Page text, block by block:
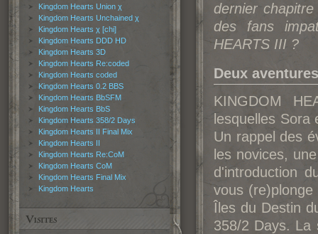
Kingdom Hearts Union χ
Kingdom Hearts Unchained χ
Kingdom Hearts χ [chi]
Kingdom Hearts DDD HD
Kingdom Hearts 3D
Kingdom Hearts Re:coded
Kingdom Hearts coded
Kingdom Hearts 0.2 BBS
Kingdom Hearts BbSFM
Kingdom Hearts BbS
Kingdom Hearts 358/2 Days
Kingdom Hearts II Final Mix
Kingdom Hearts II
Kingdom Hearts Re:CoM
Kingdom Hearts CoM
Kingdom Hearts Final Mix
Kingdom Hearts
dernier
des fans
HEARTS III ?
Deux
KINGDOM
lesquelles
Un rappel des
les novices,
d'introduction
vous
Îles du Destin
358/2 Days. La